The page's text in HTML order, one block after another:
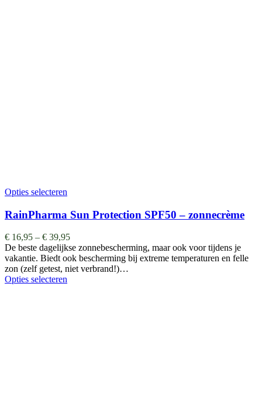
Opties selecteren
RainPharma Sun Protection SPF50 – zonnecrème
€ 16,95 – € 39,95
De beste dagelijkse zonnebescherming, maar ook voor tijdens je
vakantie. Biedt ook bescherming bij extreme temperaturen en felle
zon (zelf getest, niet verbrand!)…
Opties selecteren